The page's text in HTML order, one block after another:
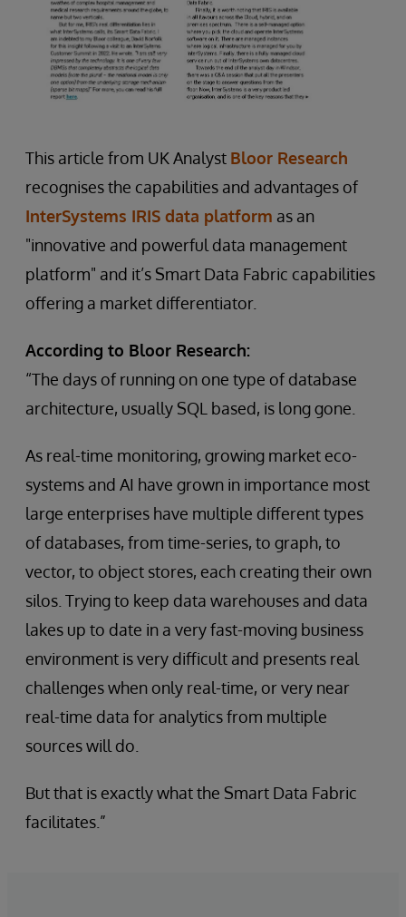
This article from UK Analyst Bloor Research
recognises the capabilities and advantages of
InterSystems IRIS data platform as an
"innovative and powerful data management
platform" and it’s Smart Data Fabric capabilities
offering a market differentiator.
According to Bloor Research:
“The days of running on one type of database
architecture, usually SQL based, is long gone.
As real-time monitoring, growing market eco-
systems and AI have grown in importance most
large enterprises have multiple different types
of databases, from time-series, to graph, to
vector, to object stores, each creating their own
silos. Trying to keep data warehouses and data
lakes up to date in a very fast-moving business
environment is very difficult and presents real
challenges when only real-time, or very near
real-time data for analytics from multiple
sources will do.
But that is exactly what the Smart Data Fabric
facilitates.”